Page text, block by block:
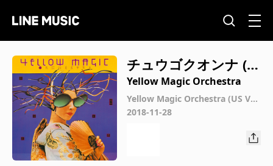
チュウゴクオンナ (ニ
センジュウハチボブ
ラディックリマスタ
リング)
Yellow Magic Orchestra
Yellow Magic Orchestra (US Ver
sion)
2018-11-28